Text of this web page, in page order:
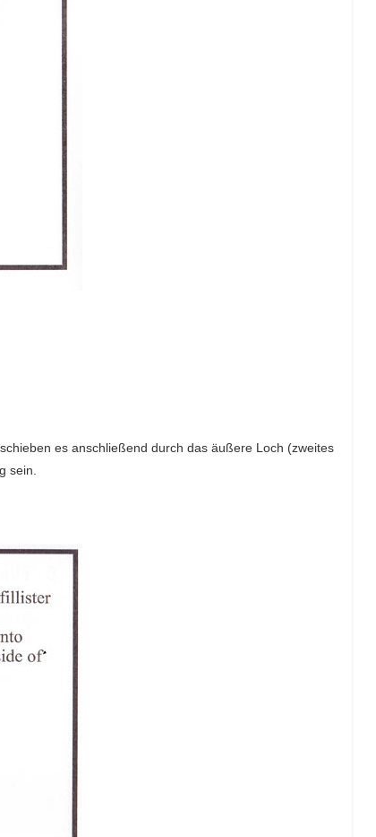
es anschließend durch das äußere Loch (zweites
sein.